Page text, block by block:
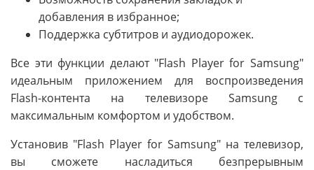
добавления в избранное;
Поддержка субтитров и аудиодорожек.
Все эти функции делают "Flash Player for Samsung"
идеальным приложением для воспроизведения
Flash-контента на телевизоре Samsung с
максимальным комфортом и удобством.
Установив "Flash Player for Samsung" на телевизор,
вы сможете насладиться безпрерывным